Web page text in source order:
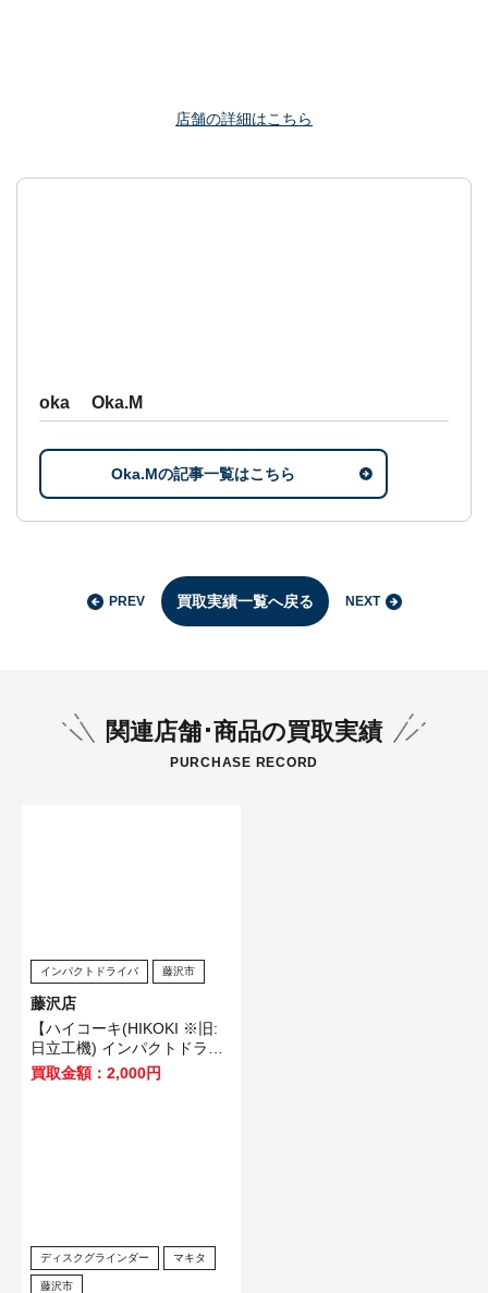
店舗の詳細はこちら
oka Oka.M
Oka.Mの記事一覧はこちら
PREV 買取実績一覧へ戻る NEXT
関連店舗･商品の買取実績
PURCHASE RECORD
インパクトドライバ 藤沢市
藤沢店
【ハイコーキ(HIKOKI ※旧:
日立工機) インパクトドライ
バ WH12VE】横浜市のお客
様から買取させていただきま
買取金額：2,000円
ディスクグラインダー マキタ
藤沢市